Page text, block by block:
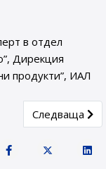
в отдел
Дирекция
продукти”, ИАЛ
лекарствени
Next article:
Следваща